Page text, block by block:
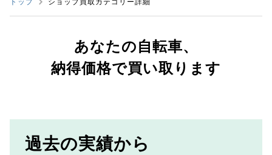
あなたの自転車、
納得価格で買い取ります
過去の実績から